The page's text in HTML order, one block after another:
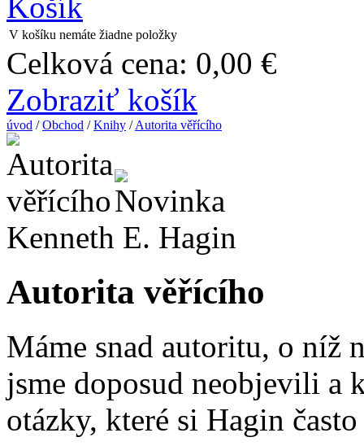
V košíku nemáte žiadne položky
Celková cena: 0,00 €
Zobraziť košík
úvod /Obchod /Knihy /Autorita věřícího
Kenneth E. Hagin
Autorita věřícího
Máme snad autoritu, o níž
jsme doposud neobjevili a
otázky, které si Hagin